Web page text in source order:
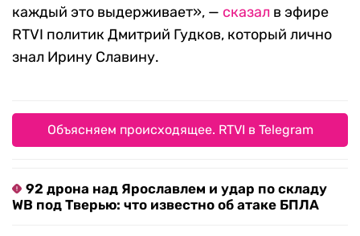
каждый это выдерживает», — сказал в эфире
RTVI политик Дмитрий Гудков, который лично
знал Ирину Славину.
Объясняем происходящее. RTVI в Telegram
92 дрона над Ярославлем и удар по складу
WB под Тверью: что известно об атаке БПЛА